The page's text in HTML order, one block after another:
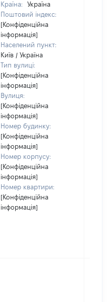
Країна:
Україна
Поштовий індекс:
[Конфіденційна
інформація]
Населений пункт:
Київ / Україна
Тип вулиці:
[Конфіденційна
інформація]
Вулиця:
[Конфіденційна
інформація]
Номер будинку:
[Конфіденційна
інформація]
Номер корпусу:
[Конфіденційна
інформація]
Номер квартири:
[Конфіденційна
інформація]